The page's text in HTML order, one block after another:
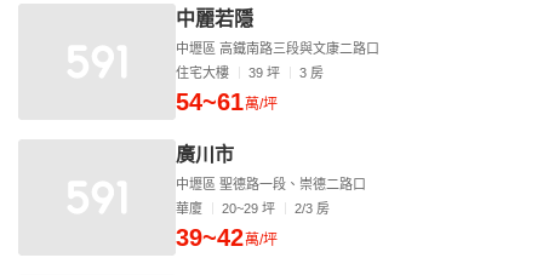
中麗若隱
中壢區 高鐵南路三段與文康二路口
住宅大樓
39 坪 3 房
54~61萬/坪
廣川市
中壢區 聖德路一段、崇德二路口
華廈
20~29 坪 2/3 房
39~42萬/坪